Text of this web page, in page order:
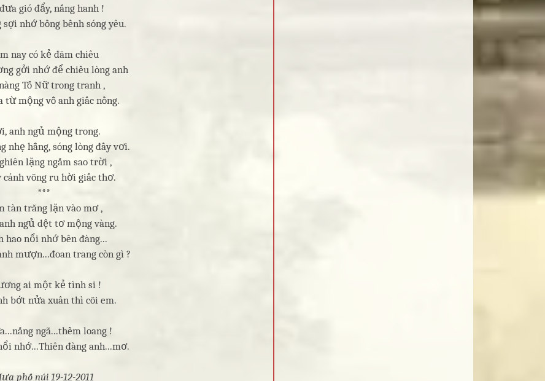
gió đẩy, nắng hanh !
sợi nhớ bồng bềnh sóng yêu.
nay có kẻ đăm chiêu
gởi nhớ để chiều lòng anh
Tố Nữ trong tranh ,
từ mộng vỗ anh giấc nồng.
anh ngủ mộng trong.
nhẹ hẫng, sóng lòng đầy vơi.
lặng ngắm sao trời ,
cánh võng ru hời giấc thơ.
***
tàn trăng lặn vào mơ ,
ngủ dệt tơ mộng vàng.
hao nổi nhớ bên đàng...
mượn...đoan trang còn gì ?
ai một kẻ tình si !
bớt nửa xuân thì cõi em.
ngã...thềm loang !
nhớ...Thiên đàng anh...mơ.
phố núi 19-12-2011